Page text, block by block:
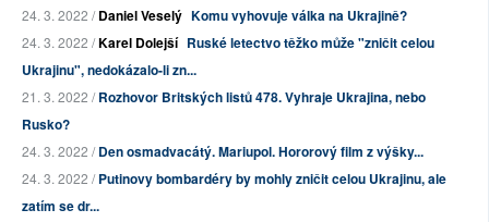
24. 3. 2022 /Daniel Veselý Komu vyhovuje válka na Ukrajině?
24. 3. 2022 /Karel Dolejší Ruské letectvo těžko může "zničit celou
Ukrajinu", nedokázalo-li zn...
21. 3. 2022 /Rozhovor Britských listů 478. Vyhraje Ukrajina, nebo
Rusko?
24. 3. 2022 /Den osmadvacátý. Mariupol. Hororový film z výšky...
24. 3. 2022 /Putinovy bombardéry by mohly zničit celou Ukrajinu, ale
zatím se dr...